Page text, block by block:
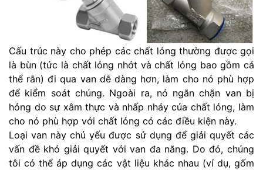
Cấu trúc này cho phép các chất lỏng thường được gọi
là bùn (tức là chất lỏng nhớt và chất lỏng bao gồm cả
thể rắn) đi qua van dễ dàng hơn, làm cho nó phù hợp
để kiểm soát chúng. Ngoài ra, nó ngăn chặn van bị
hỏng do sự xâm thực và nhấp nháy của chất lỏng, làm
cho nó phù hợp với chất lỏng có các điều kiện này.
Loại van này chủ yếu được sử dụng để giải quyết các
vấn đề khó giải quyết với van đa năng. Do đó, chúng
tôi có thể áp dụng các vật liệu khác nhau (ví dụ, gốm